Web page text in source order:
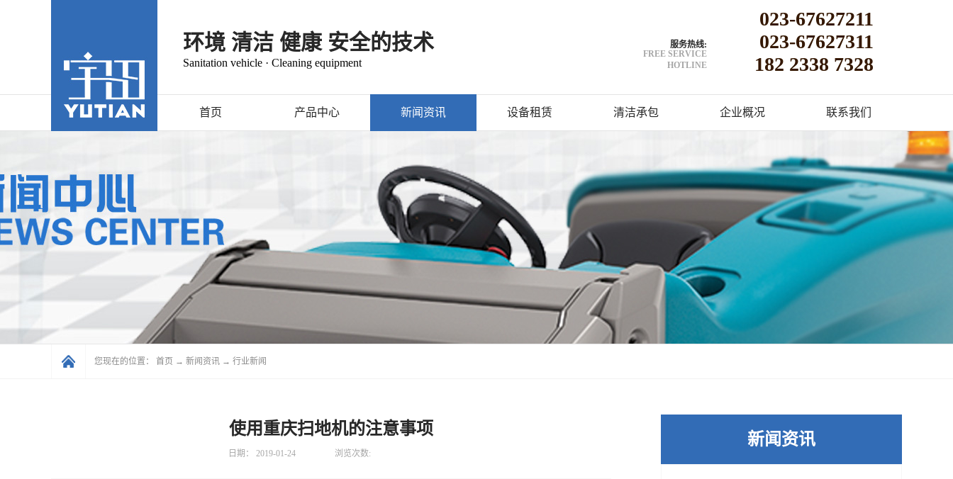
环境 清洁 健康 安全的技术
Sanitation vehicle · Cleaning equipment
服务热线:
FREE SERVICE
HOTLINE
023-67627211
023-67627311
182 2338 7328
首页 产品中心 新闻资讯 设备租赁 清洁承包 企业概况 联系我们
您现在的位置： 首页 → 新闻资讯 → 行业新闻
新闻资讯
使用重庆扫地机的注意事项
日期： 2019-01-24 浏览次数: